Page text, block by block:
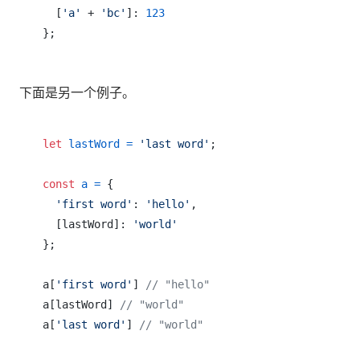
  [
'a' + 'bc' ]: 123
下面是另一个例子。
let lastWord = 'last word' ;
const a = {
'first word' : 'hello' ,
  [lastWord]:
'world'
};
a[ 'first word' ]
// "hello"
a[lastWord]
// "world"
a[ 'last word' ] // "world"